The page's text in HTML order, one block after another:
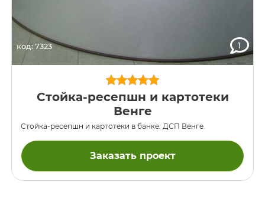
код: 7323 1
Стойка-ресепшн и картотеки
Венге
Стойка-ресепшн и картотеки в банке. ДСП Венге.
Заказать проект